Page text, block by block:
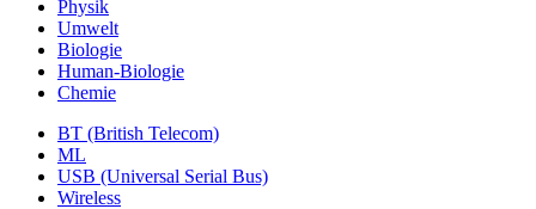
Physik
Umwelt
Biologie
Human-Biologie
Chemie
BT (British Telecom)
ML
USB (Universal Serial Bus)
Wireless